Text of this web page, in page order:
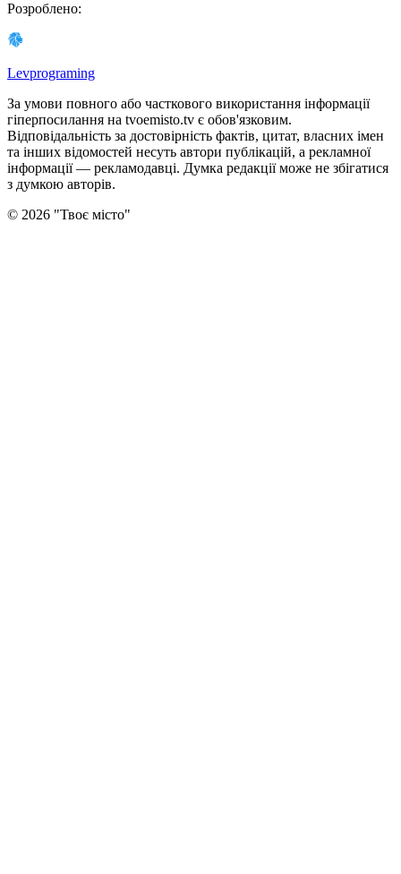
Розроблено:
Levprograming
За умови повного або часткового використання iнформацiї
гіперпосилання на tvoemisto.tv є обов'язковим.
Відповідальність за достовірність фактів, цитат, власних імен
та інших відомостей несуть автори публікацій, а рекламної
інформації — рекламодавці. Думка редакцiї може не збiгатися
з думкою авторiв.
© 2026 "Твоє місто"